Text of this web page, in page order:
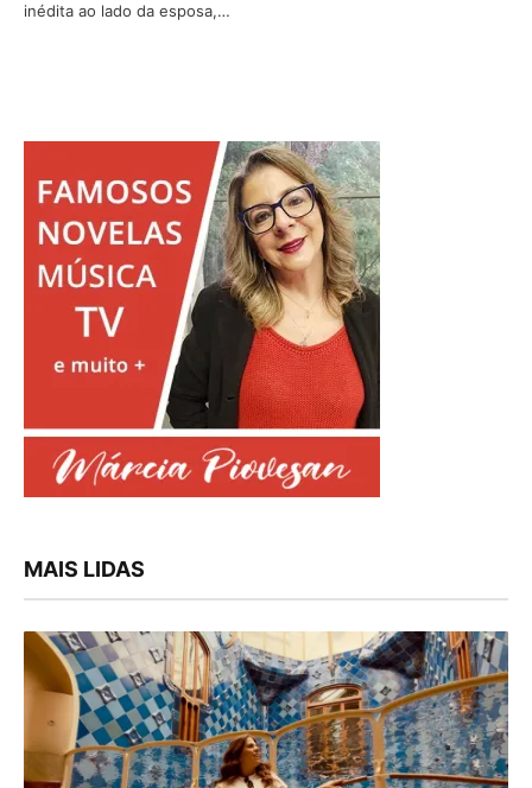
inédita ao lado da esposa,…
MAIS LIDAS